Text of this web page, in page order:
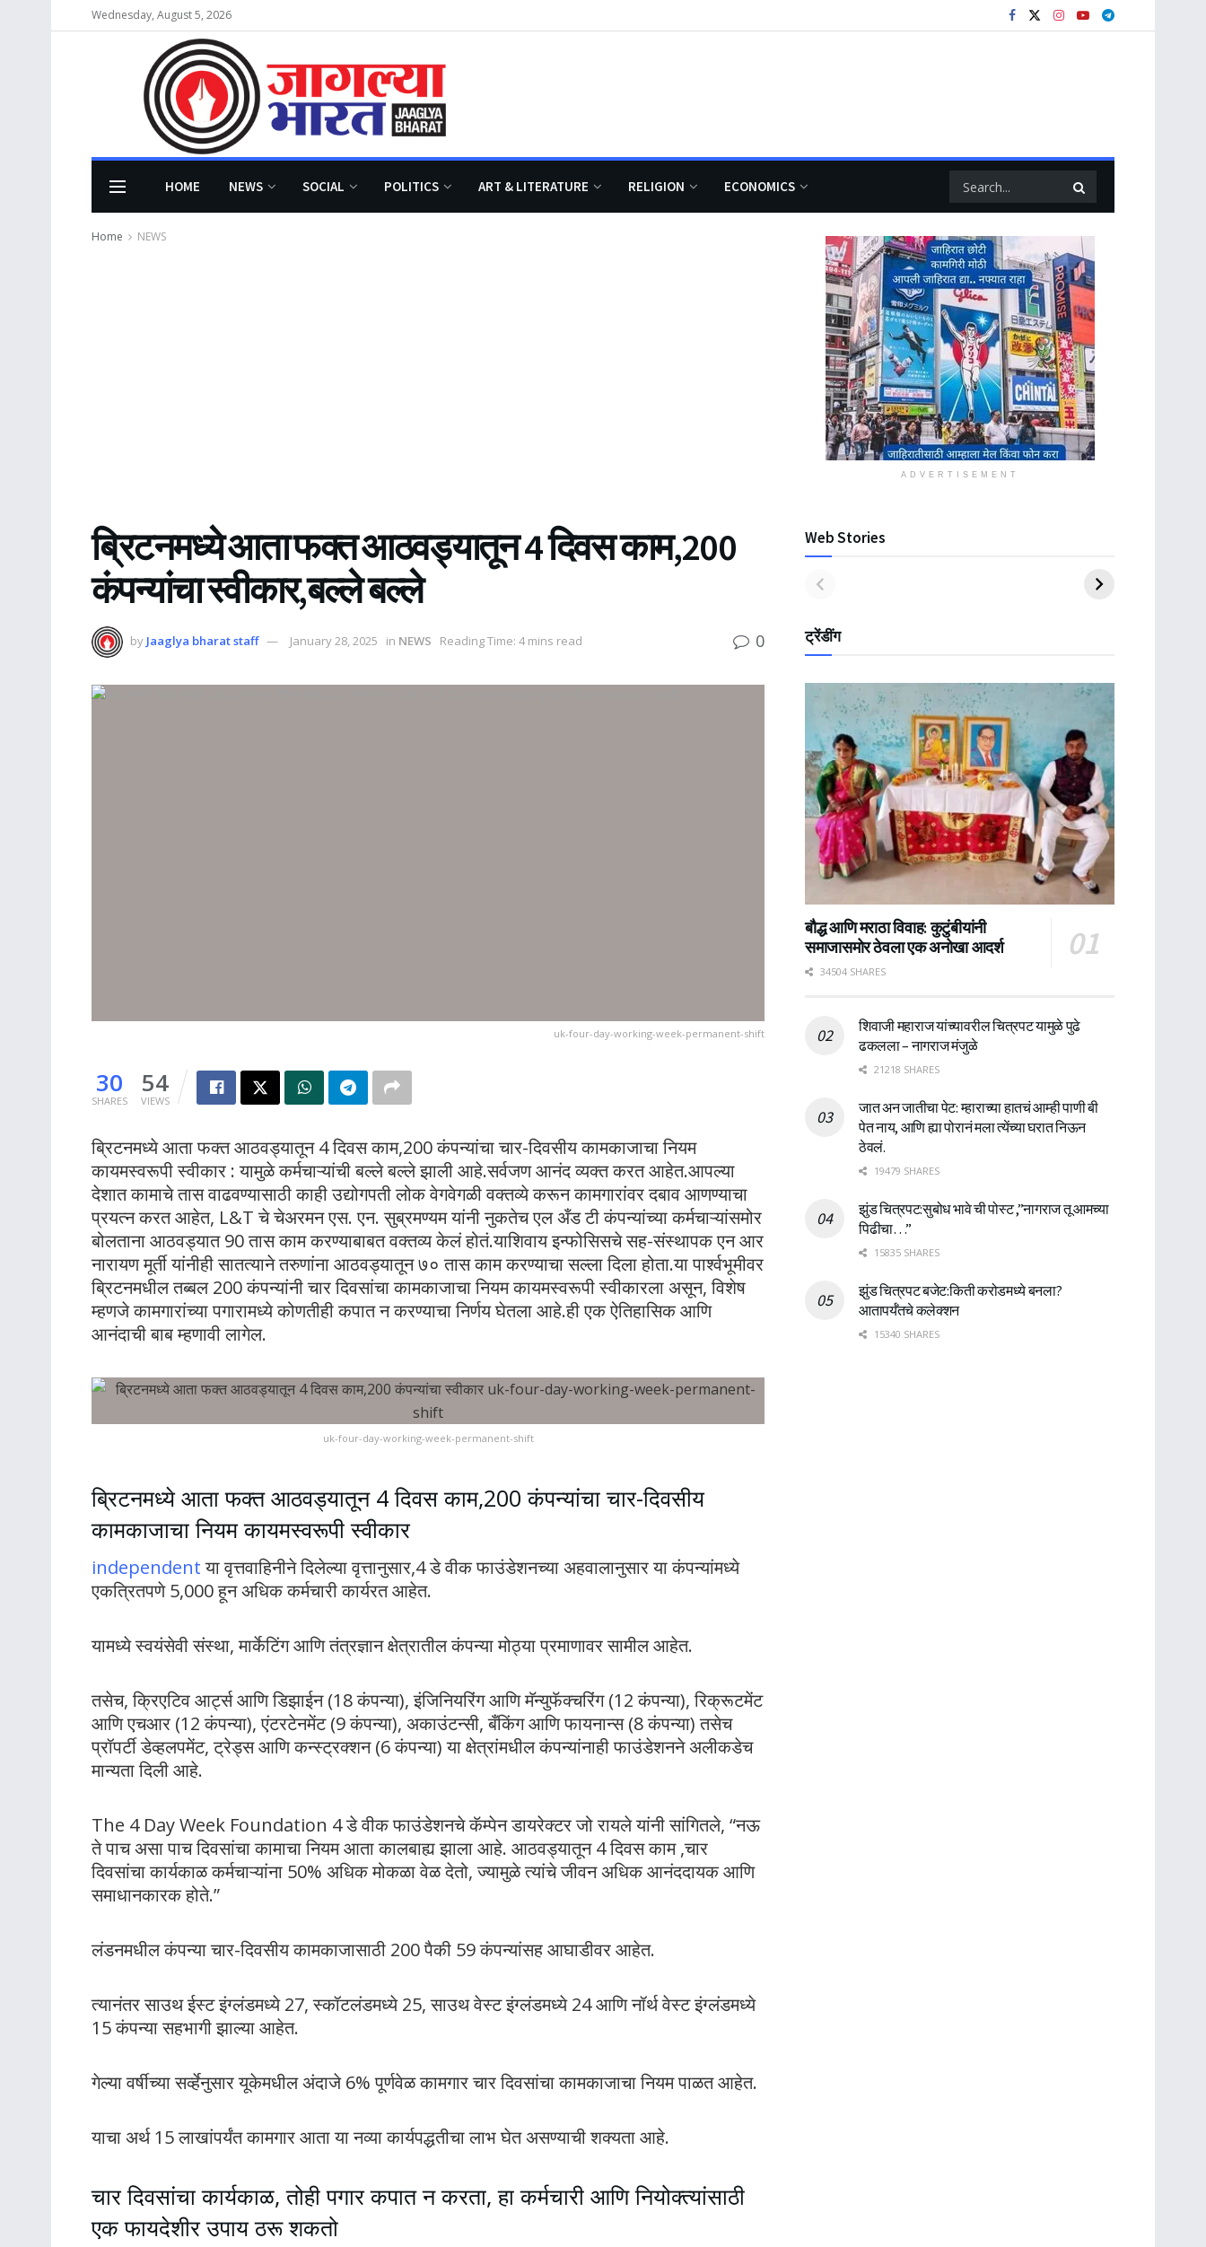
Wednesday, August 5, 2026
HOME NEWS SOCIAL POLITICS ART & LITERATURE RELIGION ECONOMICS
Home NEWS
ब्रिटनमध्ये आता फक्त आठवड्यातून 4 दिवस काम,200
कंपन्यांचा स्वीकार,बल्ले बल्ले
by Jaaglya bharat staff January 28, 2025 in NEWS Reading Time: 4 mins read 0
uk-four-day-working-week-permanent-shift
30
SHARES
54
VIEWS
ब्रिटनमध्ये आता फक्त आठवड्यातून 4 दिवस काम,200 कंपन्यांचा चार-दिवसीय कामकाजाचा नियम
कायमस्वरूपी स्वीकार : यामुळे कर्मचाऱ्यांची बल्ले बल्ले झाली आहे.सर्वजण आनंद व्यक्त करत आहेत.आपल्या
देशात कामाचे तास वाढवण्यासाठी काही उद्योगपती लोक वेगवेगळी वक्तव्ये करून कामगारांवर दबाव आणण्याचा
प्रयत्न करत आहेत, L&T चे चेअरमन एस. एन. सुब्रमण्यम यांनी नुकतेच एल अँड टी कंपन्यांच्या कर्मचाऱ्यांसमोर
बोलताना आठवड्यात 90 तास काम करण्याबाबत वक्तव्य केलं होतं.याशिवाय इन्फोसिसचे सह-संस्थापक एन आर
नारायण मूर्ती यांनीही सातत्याने तरुणांना आठवड्यातून ७० तास काम करण्याचा सल्ला दिला होता.या पार्श्वभूमीवर
ब्रिटनमधील तब्बल 200 कंपन्यांनी चार दिवसांचा कामकाजाचा नियम कायमस्वरूपी स्वीकारला असून, विशेष
म्हणजे कामगारांच्या पगारामध्ये कोणतीही कपात न करण्याचा निर्णय घेतला आहे.ही एक ऐतिहासिक आणि
आनंदाची बाब म्हणावी लागेल.
uk-four-day-working-week-permanent-shift
ब्रिटनमध्ये आता फक्त आठवड्यातून 4 दिवस काम,200 कंपन्यांचा चार-दिवसीय
कामकाजाचा नियम कायमस्वरूपी स्वीकार
independentया वृत्तवाहिनीने दिलेल्या वृत्तानुसार,4 डे वीक फाउंडेशनच्या अहवालानुसार या कंपन्यांमध्ये
एकत्रितपणे 5,000 हून अधिक कर्मचारी कार्यरत आहेत.
यामध्ये स्वयंसेवी संस्था, मार्केटिंग आणि तंत्रज्ञान क्षेत्रातील कंपन्या मोठ्या प्रमाणावर सामील आहेत.
तसेच, क्रिएटिव आर्ट्स आणि डिझाईन (18 कंपन्या), इंजिनियरिंग आणि मॅन्युफॅक्चरिंग (12 कंपन्या), रिक्रूटमेंट
आणि एचआर (12 कंपन्या), एंटरटेनमेंट (9 कंपन्या), अकाउंटन्सी, बँकिंग आणि फायनान्स (8 कंपन्या) तसेच
प्रॉपर्टी डेव्हलपमेंट, ट्रेड्स आणि कन्स्ट्रक्शन (6 कंपन्या) या क्षेत्रांमधील कंपन्यांनाही फाउंडेशनने अलीकडेच
मान्यता दिली आहे.
The 4 Day Week Foundation 4 डे वीक फाउंडेशनचे कॅम्पेन डायरेक्टर जो रायले यांनी सांगितले, “नऊ
ते पाच असा पाच दिवसांचा कामाचा नियम आता कालबाह्य झाला आहे. आठवड्यातून 4 दिवस काम ,चार
दिवसांचा कार्यकाळ कर्मचाऱ्यांना 50% अधिक मोकळा वेळ देतो, ज्यामुळे त्यांचे जीवन अधिक आनंददायक आणि
समाधानकारक होते.”
लंडनमधील कंपन्या चार-दिवसीय कामकाजासाठी 200 पैकी 59 कंपन्यांसह आघाडीवर आहेत.
त्यानंतर साउथ ईस्ट इंग्लंडमध्ये 27, स्कॉटलंडमध्ये 25, साउथ वेस्ट इंग्लंडमध्ये 24 आणि नॉर्थ वेस्ट इंग्लंडमध्ये
15 कंपन्या सहभागी झाल्या आहेत.
गेल्या वर्षीच्या सर्व्हेनुसार यूकेमधील अंदाजे 6% पूर्णवेळ कामगार चार दिवसांचा कामकाजाचा नियम पाळत आहेत.
याचा अर्थ 15 लाखांपर्यंत कामगार आता या नव्या कार्यपद्धतीचा लाभ घेत असण्याची शक्यता आहे.
चार दिवसांचा कार्यकाळ, तोही पगार कपात न करता, हा कर्मचारी आणि नियोक्त्यांसाठी
एक फायदेशीर उपाय ठरू शकतो
ADVERTISEMENT
Web Stories
ट्रेंडींग
बौद्ध आणि मराठा विवाह: कुटुंबीयांनी
समाजासमोर ठेवला एक अनोखा आदर्श
34504 SHARES
शिवाजी महाराज यांच्यावरील चित्रपट यामुळे पुढे
ढकलला – नागराज मंजुळे
21218 SHARES
जात अन जातीचा पेट: म्हाराच्या हातचं आम्ही पाणी बी
पेत नाय, आणि ह्या पोरानं मला त्येंच्या घरात निऊन
ठेवलं.
19479 SHARES
झुंड चित्रपट:सुबोध भावे ची पोस्ट ,”नागराज तू आमच्या
पिढीचा…”
15835 SHARES
झुंड चित्रपट बजेट:किती करोडमध्ये बनला?
आतापर्यँतचे कलेक्शन
15340 SHARES